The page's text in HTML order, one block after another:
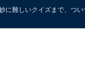
難しいクイズまで、つ